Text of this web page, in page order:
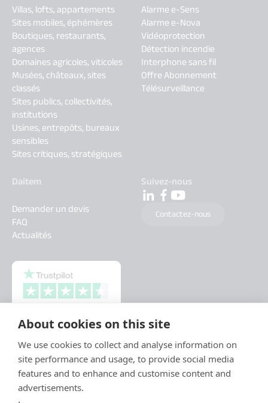
About cookies on this site
We use cookies to collect and analyse information on
site performance and usage, to provide social media
features and to enhance and customise content and
advertisements.
Villas, lofts, appartements
Sites mobiles, éphémères
Boutiques, restaurants,
agences
Domaines agricoles, viticoles
Musées, châteaux, sites
classés
Sites publics, collectivités,
institutions
Usines, entrepôts, bureaux
sensibles
Sites critiques, stratégiques
Alarme e-Sens
Alarme e-Nova
Vidéoprotection
Détection incendie
Interphone sans fil
Offre Abonnement
Télésurveillance
Daitem
Demander un devis
FAQ
Actualités
Suivez-nous
Contactez-nous